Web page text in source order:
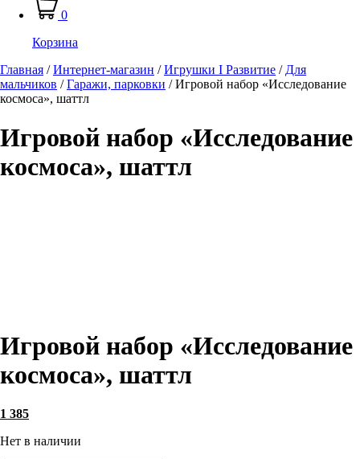
0
Корзина
Главная /Интернет-магазин /Игрушки I Развитие / Для
мальчиков /Гаражи, парковки /Игровой набор «Исследование
космоса», шаттл
Игровой набор «Исследование
космоса», шаттл
Игровой набор «Исследование
космоса», шаттл
1 385
Нет в наличии